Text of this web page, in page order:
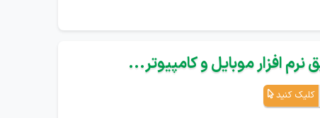
نرم افزار موبایل و کامپیوتر...
کلیک کنید